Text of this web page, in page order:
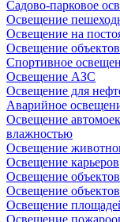
Садово-парковое
Освещение
Освещение на
Освещение
Спортивное
Освещение АЗС
Освещение для
Аварийное
Освещение
влажностью
Освещение
Освещение карьеров
Освещение
Освещение
Освещение
Освещение